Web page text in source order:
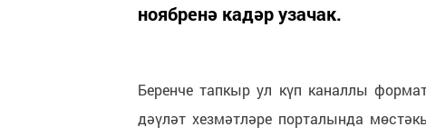
ноябренә кадәр узачак.
Беренче тапкыр ул күп каналлы
дәүләт хезмәтләре порталында